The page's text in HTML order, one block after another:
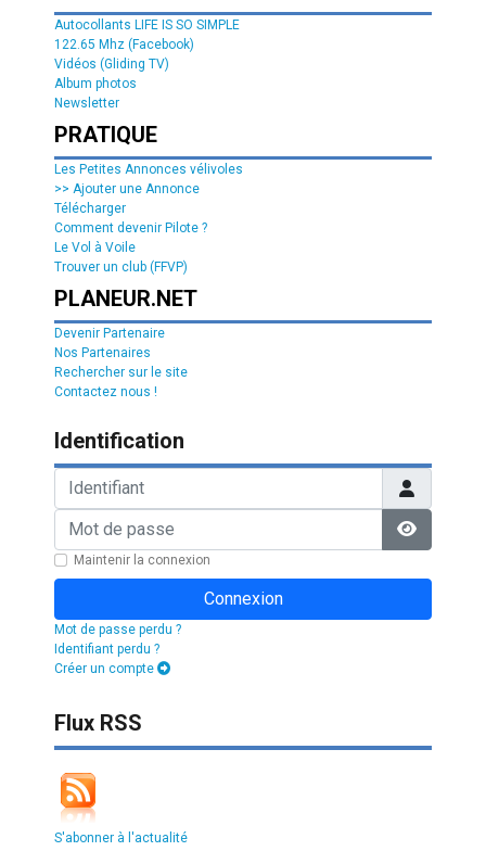
Autocollants LIFE IS SO SIMPLE
122.65 Mhz (Facebook)
Vidéos (Gliding TV)
Album photos
Newsletter
PRATIQUE
Les Petites Annonces vélivoles
>> Ajouter une Annonce
Télécharger
Comment devenir Pilote ?
Le Vol à Voile
Trouver un club (FFVP)
PLANEUR.NET
Devenir Partenaire
Nos Partenaires
Rechercher sur le site
Contactez nous !
Identification
Identifiant
Mot de passe
Afficher
Maintenir la connexion
Connexion
Mot de passe perdu ?
Identifiant perdu ?
Créer un compte
Flux RSS
S'abonner à l'actualité